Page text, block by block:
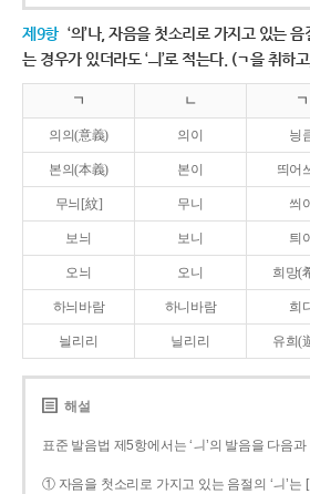
제9항 ‘의’나, 자음을 첫소리로 가지고 있는 음
는 경우가 있더라도 ‘ㅢ’로 적는다. (ㄱ을 취하
ㄱ ㄴ ㄱ
의의(意義) 의이 닁
본의(本義) 본이 띄어
무늬[紋] 무니 씌
보늬 보니 틔
오늬 오니 희망(
하늬바람 하니바람 희
늴리리 닐리리 유희(
해설
표준 발음법 제5항에서는 ‘ㅢ’의 발음을 다음
① 자음을 첫소리로 가지고 있는 음절의 ‘ㅢ’는